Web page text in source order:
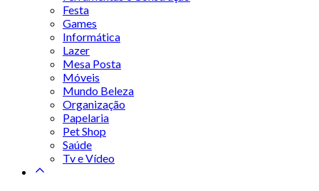
Festa
Games
Informática
Lazer
Mesa Posta
Móveis
Mundo Beleza
Organização
Papelaria
Pet Shop
Saúde
Tv e Vídeo